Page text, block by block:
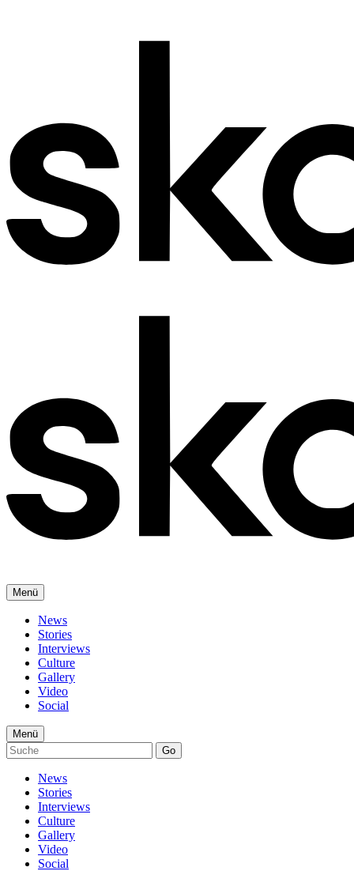
Menü
News
Stories
Interviews
Culture
Gallery
Video
Social
Menü
Go
News
Stories
Interviews
Culture
Gallery
Video
Social